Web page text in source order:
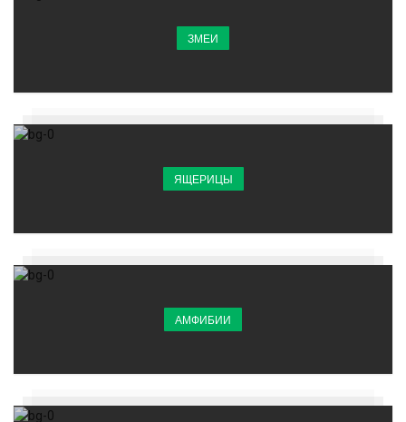
ЗМЕИ
ЯЩЕРИЦЫ
АМФИБИИ